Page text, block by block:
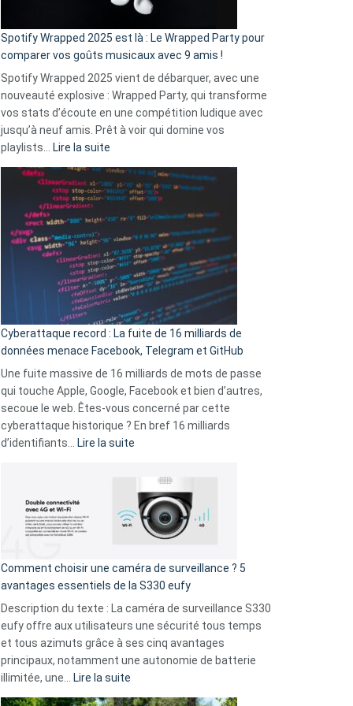
cash
»
Solly
change
la
vie
sans-
abri
en
3
secondes
Spotify Wrapped 2025 est là : Le Wrapped Party pour
comparer vos goûts musicaux avec 9 amis !
Spotify Wrapped 2025 vient de débarquer, avec une
nouveauté explosive : Wrapped Party, qui transforme
vos stats d’écoute en une compétition ludique avec
jusqu’à neuf amis. Prêt à voir qui domine vos
playlists…
Lire la suite
Wrapped
2025
est
:
Le
Wrapped
Party
pour
comparer
vos
goûts
musicaux
avec
9
amis
Cyberattaque record : La fuite de 16 milliards de
données menace Facebook, Telegram et GitHub
Une fuite massive de 16 milliards de mots de passe
qui touche Apple, Google, Facebook et bien d’autres,
secoue le web. Êtes-vous concerné par cette
cyberattaque historique ? En bref 16 milliards
d’identifiants…
Lire la suite
record
La
fuite
16
milliards
données
menace
Facebook,
Telegram
GitHub
Comment choisir une caméra de surveillance ? 5
avantages essentiels de la S330 eufy
Description du texte : La caméra de surveillance S330
eufy offre aux utilisateurs une sécurité tous temps
et tous azimuts grâce à ses cinq avantages
principaux, notamment une autonomie de batterie
illimitée, une…
Lire la suite